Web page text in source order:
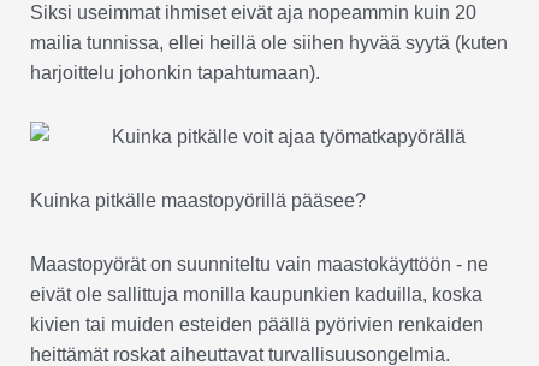
Siksi useimmat ihmiset eivät aja nopeammin kuin 20
mailia tunnissa, ellei heillä ole siihen hyvää syytä (kuten
harjoittelu johonkin tapahtumaan).
Kuinka pitkälle maastopyörillä pääsee?
Maastopyörät on suunniteltu vain maastokäyttöön - ne
eivät ole sallittuja monilla kaupunkien kaduilla, koska
kivien tai muiden esteiden päällä pyörivien renkaiden
heittämät roskat aiheuttavat turvallisuusongelmia.